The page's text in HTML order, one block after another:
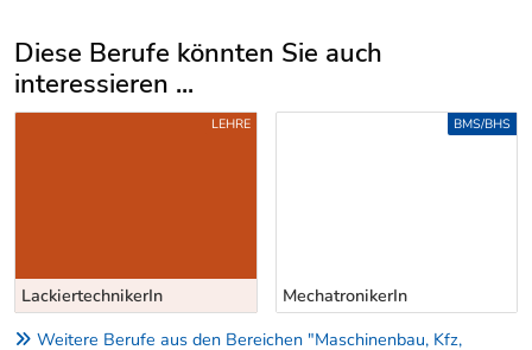
Diese Berufe könnten Sie auch
interessieren ...
Uber weitere Berufsvorschläge
LackiertechnikerIn
LEHRE
MechatronikerIn
BMS/BHS
Weitere Berufe aus den Bereichen "Maschinenbau, Kfz,